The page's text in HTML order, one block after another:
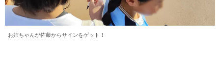
お姉ちゃんが佐藤からサインをゲット！